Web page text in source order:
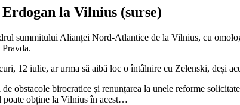
la Vilnius (surse)
summitului Alianței Nord-Atlantice de la Vilnius, cu
12 iulie, ar urma să aibă loc o întâlnire cu Zelenski, deși
obstacole birocratice și renunțarea la unele reforme
poate obține la Vilnius în acest…